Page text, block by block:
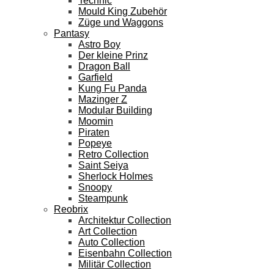
Mould King Zubehör
Züge und Waggons
Pantasy
Astro Boy
Der kleine Prinz
Dragon Ball
Garfield
Kung Fu Panda
Mazinger Z
Modular Building
Moomin
Piraten
Popeye
Retro Collection
Saint Seiya
Sherlock Holmes
Snoopy
Steampunk
Reobrix
Architektur Collection
Art Collection
Auto Collection
Eisenbahn Collection
Militär Collection